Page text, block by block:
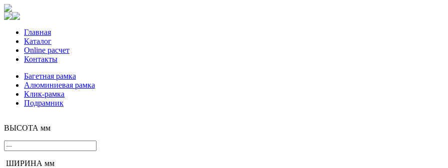
Главная
Каталог
Online расчет
Контакты
Багетная рамка
Алюминиевая рамка
Клик-рамка
Подрамник
ВЫСОТА мм
ШИРИНА мм